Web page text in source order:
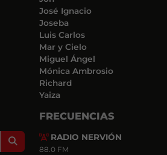
José Ignacio
Joseba
Luis Carlos
Mar y Cielo
Miguel Ángel
Mónica Ambrosio
Richard
Yaiza
Search
FRECUENCIAS
RADIO NERVIÓN
88.0 FM